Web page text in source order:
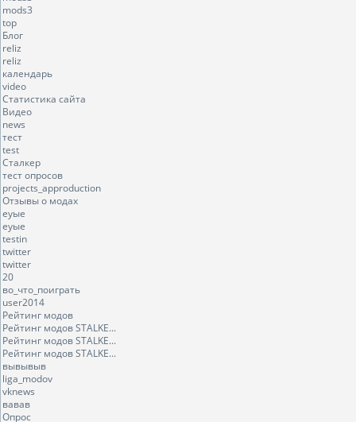
mods3
top
Блог
reliz
reliz
календарь
video
Статистика сайта
Видео
news
тест
test
Сталкер
тест опросов
projects_approduction
Отзывы о модах
еуые
еуые
testin
twitter
twitter
20
во_что_поиграть
user2014
Рейтинг модов
Рейтинг модов STALKE...
Рейтинг модов STALKE...
Рейтинг модов STALKE...
вывывыв
liga_modov
vknews
вавав
Опрос